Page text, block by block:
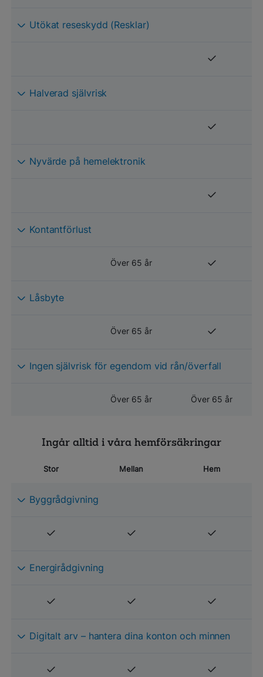
Utökat reseskydd (Resklar)
Halverad självrisk
Nyvärde på hemelektronik
Kontantförlust
Över 65 år
Låsbyte
Över 65 år
Ingen självrisk för egendom vid rån/överfall
Över 65 år Över 65 år
Ingår alltid i våra hemförsäkringar
Stor Mellan Hem
Byggrådgivning
Energirådgivning
Digitalt arv – hantera dina konton och minnen